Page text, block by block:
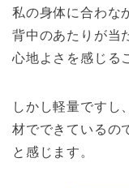
私の身体に合わな
背中のあたりが当
心地よさを感じる
しかし軽量ですし
材でできているの
と感じます。